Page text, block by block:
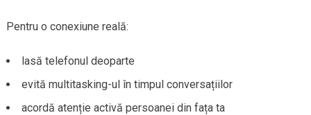
Pentru o conexiune reală:
lasă telefonul deoparte
evită multitasking-ul în timpul conversațiilor
acordă atenție activă persoanei din fața ta